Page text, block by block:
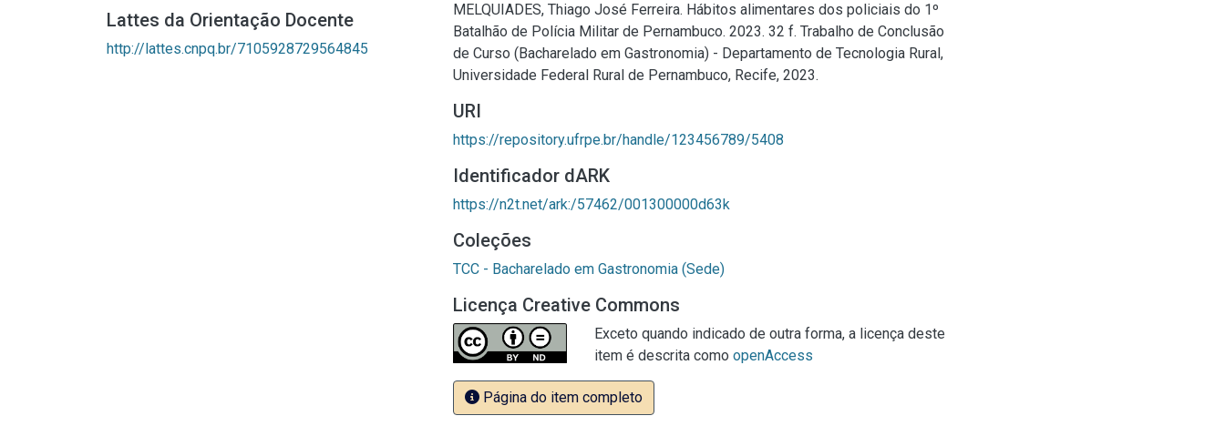
Lattes da Orientação Docente
http://lattes.cnpq.br/7105928729564845
MELQUIADES, Thiago José Ferreira. Hábitos alimentares dos policiais do 1º
Batalhão de Polícia Militar de Pernambuco. 2023. 32 f. Trabalho de Conclusão
de Curso (Bacharelado em Gastronomia) - Departamento de Tecnologia Rural,
Universidade Federal Rural de Pernambuco, Recife, 2023.
URI
https://repository.ufrpe.br/handle/123456789/5408
Identificador dARK
https://n2t.net/ark:/57462/001300000d63k
Coleções
TCC - Bacharelado em Gastronomia (Sede)
Licença Creative Commons
Exceto quando indicado de outra forma, a licença deste
item é descrita como openAccess
Página do item completo